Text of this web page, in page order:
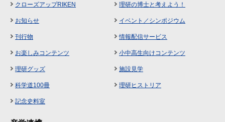
クローズアップRIKEN 理研の博士と考えよう！
お知らせ イベント／シンポジウム
刊行物 情報配信サービス
お楽しみコンテンツ 小中高生向けコンテンツ
理研グッズ 施設見学
科学道100冊 理研ヒストリア
記念史料室